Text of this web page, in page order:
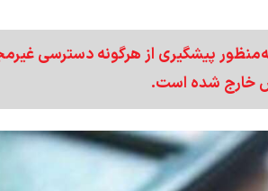
پیشگیری از هرگونه دسترسی
خارج شده است.